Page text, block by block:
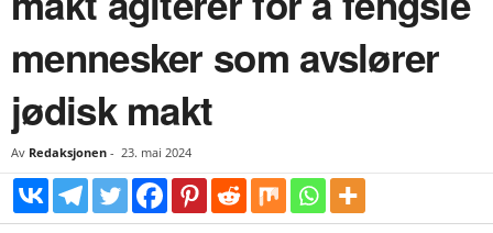
mennesker som avslører
jødisk makt
Av Redaksjonen - 23. mai 2024